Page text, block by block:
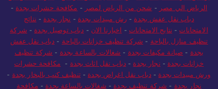
الرياض الي مصر-شحن من الرياض لمصر-مكافحة حشرات بجدة-
دباب نقل عفش بجدة- رش مبيدات بجدة-نجار بجدة-نتائج
الامتحانات-نتايج الامتحانات -اخبارنا الان -دباب توصيل بجدة-شركة
تنظيف منازل بالباحة-شركة تنظيف خزانات بالباحة-دباب نقل عفش
بجدة- صيانة مكيفات بجدة-شغالات بالساعة بجدة-شركة تنظيف
خزانات بجدة-نجار بجدة- دباب نقل اثاث بجدة-مكافحة حشرات
ورش مبيدات بجدة-دباب نقل اغراض بجدة-تنظيف كنب بالبخار بجدة-